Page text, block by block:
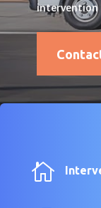
intervention
